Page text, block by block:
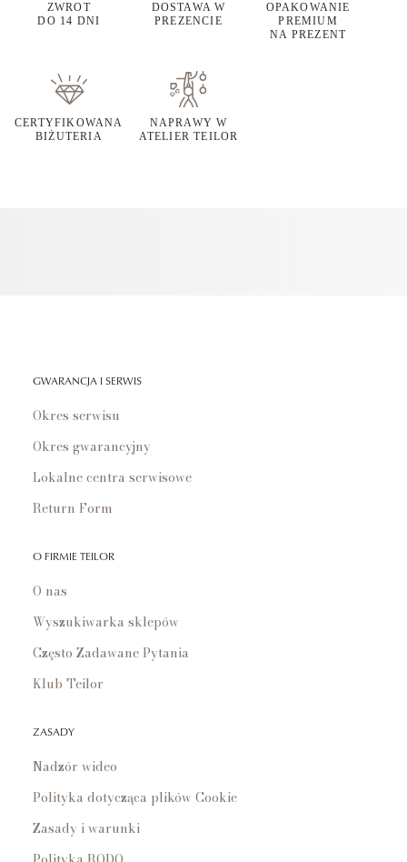
ZWROT
DO 14 DNI
DOSTAWA W
PREZENCIE
OPAKOWANIE
PREMIUM
NA PREZENT
CERTYFIKOWANA
BIŻUTERIA
NAPRAWY W
ATELIER TEILOR
GWARANCJA I SERWIS
Okres serwisu
Okres gwarancyjny
Lokalne centra serwisowe
Return Form
O FIRMIE TEILOR
O nas
Wyszukiwarka sklepów
Często Zadawane Pytania
Klub Teilor
ZASADY
Nadzór wideo
Polityka dotycząca plików Cookie
Zasady i warunki